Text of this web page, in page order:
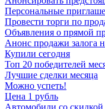
Персональные
Провести торги по
Объявления о прямой
Анонс продажи залога
Купили сегодня
Топ 20 победителей
Лучшие сделки месяца
Можно успеть!
Цена 1 рубль
Автомобили со скидкой